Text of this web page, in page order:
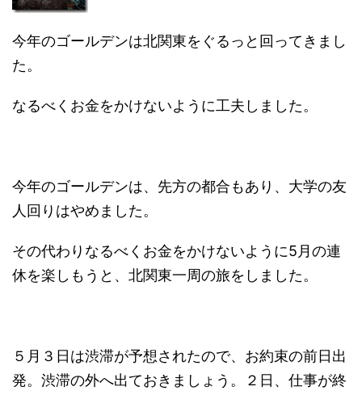
今年のゴールデンは北関東をぐるっと回ってきまし
た。
なるべくお金をかけないように工夫しました。
今年のゴールデンは、先方の都合もあり、大学の友
人回りはやめました。
その代わりなるべくお金をかけないように5月の連
休を楽しもうと、北関東一周の旅をしました。
５月３日は渋滞が予想されたので、お約束の前日出
発。渋滞の外へ出ておきましょう。２日、仕事が終